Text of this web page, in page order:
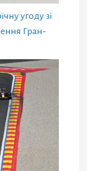
угоду зі
Гран-